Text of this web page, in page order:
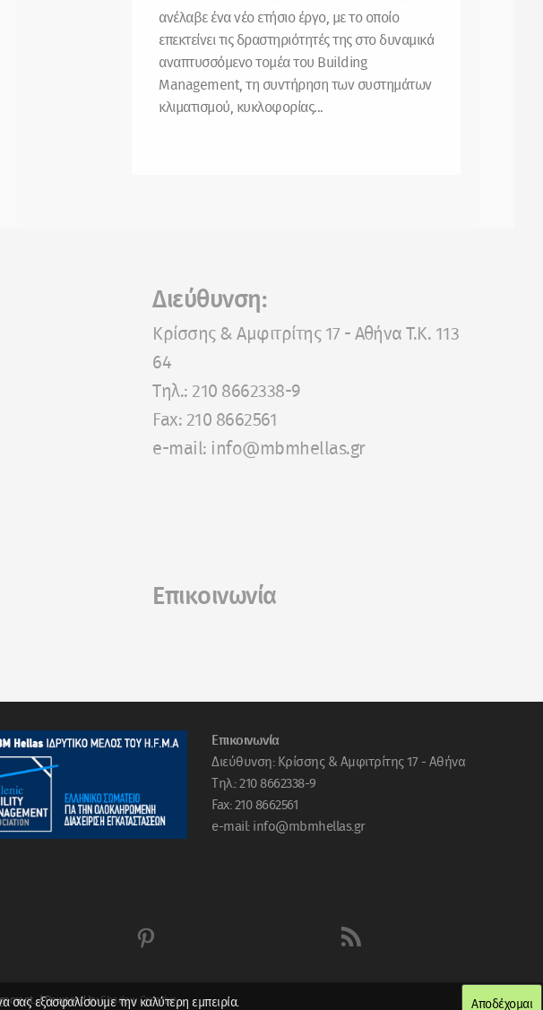
ανέλαβε ένα νέο ετήσιο έργο, με το οποίο
επεκτείνει τις δραστηριότητές της στο δυναμικά
αναπτυσσόμενο τομέα του Building
Management, τη συντήρηση των συστημάτων
κλιματισμού, κυκλοφορίας...
Διεύθυνση:
Κρίσσης & Αμφιτρίτης 17 - Αθήνα T.K. 113
64
Tηλ.: 210 8662338-9
Fax: 210 8662561
e-mail: info@mbmhellas.gr
Επικοινωνία
Επικοινωνία
Διεύθυνση: Κρίσσης & Αμφιτρίτης 17 - Αθήνα
Tηλ.: 210 8662338-9
Fax: 210 8662561
e-mail: info@mbmhellas.gr
 
/ Powered byShadow Creative
σας εξασφαλίσουμε την καλύτερη εμπειρία. Αποδέχομαι